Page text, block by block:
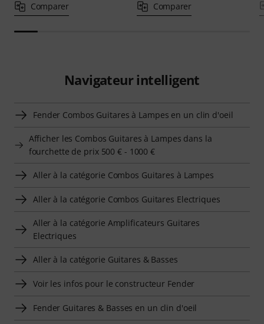
Comparer Comparer
Navigateur intelligent
Fender Combos Guitares à Lampes en un clin d'oeil
Afficher les Combos Guitares à Lampes dans la
fourchette de prix 500 € - 1000 €
Aller à la catégorie Combos Guitares à Lampes
Aller à la catégorie Combos Guitares Electriques
Aller à la catégorie Amplificateurs Guitares
Electriques
Aller à la catégorie Guitares & Basses
Voir les infos pour le constructeur Fender
Fender Guitares & Basses en un clin d'oeil